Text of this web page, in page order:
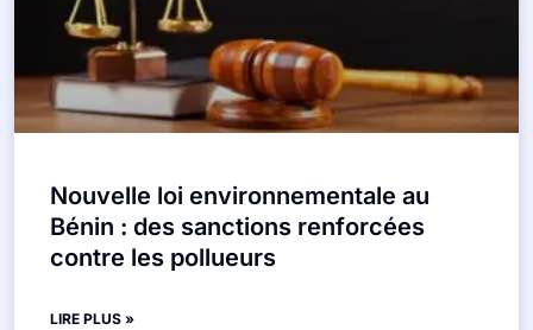
Nouvelle loi environnementale au
Bénin : des sanctions renforcées
contre les pollueurs
LIRE PLUS »